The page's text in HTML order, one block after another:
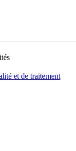
et de traitement